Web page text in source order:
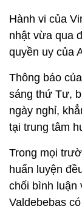
Hành vi của
nhật vừa qua
quyền uy của
Thông báo
sáng thứ Tư,
ngày nghỉ,
tại trung tâm
Trong mọi
huấn luyện
chối bình luận
Valdebebas